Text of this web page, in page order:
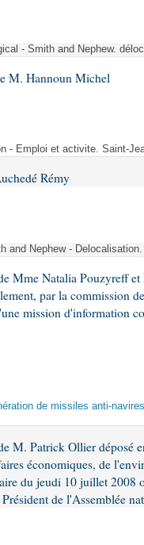
- Smith and Nephew.
M. Hannoun Michel
- Emploi et activite. Saint-
Rémy
and Nephew -
Mme Natalia Pouzyreff
par la commission
mission d'information
de missiles anti-
M. Patrick Ollier déposé
économiques, de
du jeudi 10 juillet 2008
de l'Assemblée